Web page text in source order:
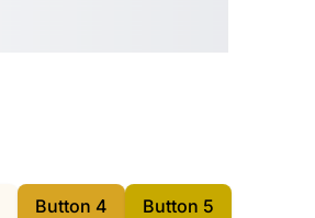
Button 4 Button 5